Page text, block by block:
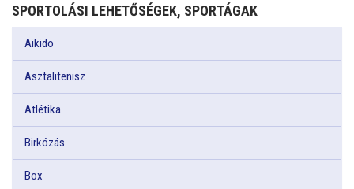
SPORTOLÁSI LEHETŐSÉGEK, SPORTÁGAK
Aikido
Asztalitenisz
Atlétika
Birkózás
Box